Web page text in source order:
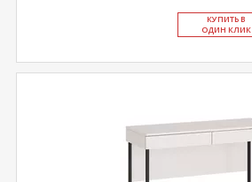
КУ­ПИТЬ В
ОДИН КЛИК